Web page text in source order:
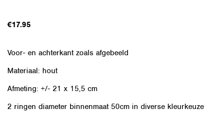
€17.95
Voor- en achterkant zoals afgebeeld
Materiaal: hout
Afmeting: +/- 21 x 15,5 cm
2 ringen diameter binnenmaat 50cm in diverse kleurkeuze